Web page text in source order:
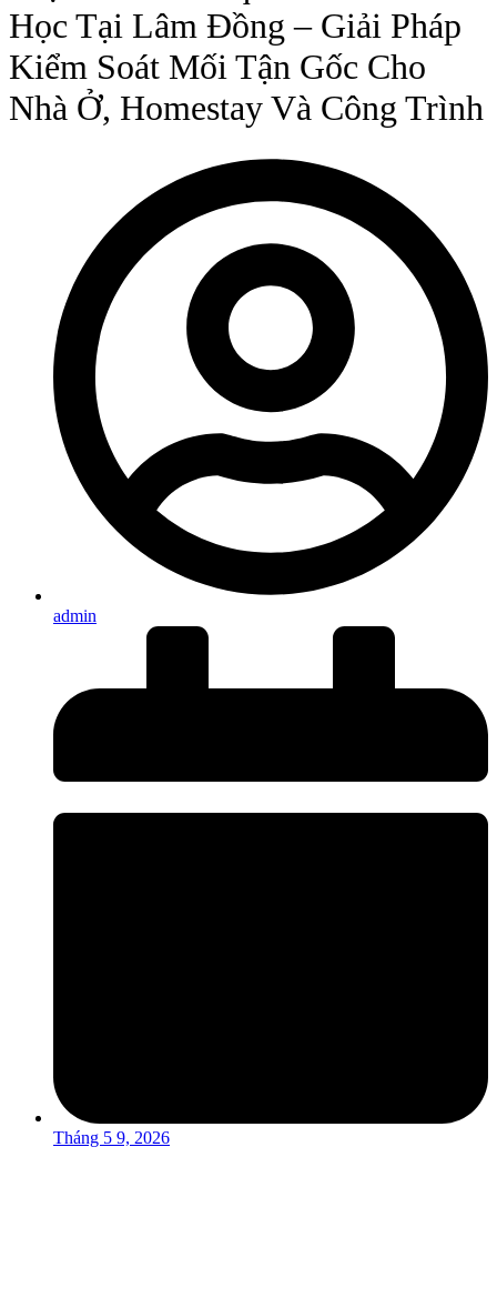
Học Tại Lâm Đồng – Giải Pháp
Kiểm Soát Mối Tận Gốc Cho
Nhà Ở, Homestay Và Công Trình
admin
Tháng 5 9, 2026